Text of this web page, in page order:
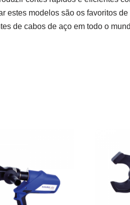
estes modelos são os favoritos
de cabos de aço em todo o